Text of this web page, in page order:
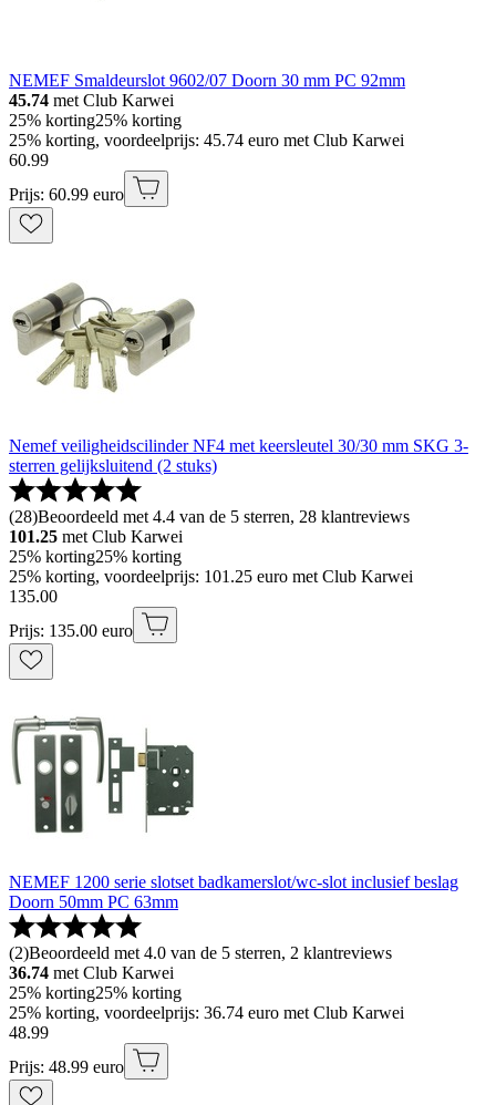
NEMEF Smaldeurslot 9602/07 Doorn 30 mm PC 92mm
45.74 met Club Karwei
25% korting25% korting
25% korting, voordeelprijs: 45.74 euro met Club Karwei
60.99
Prijs: 60.99 euro
Nemef veiligheidscilinder NF4 met keersleutel 30/30 mm SKG 3-
sterren gelijksluitend (2 stuks)
(28)Beoordeeld met 4.4 van de 5 sterren, 28 klantreviews
101.25 met Club Karwei
25% korting25% korting
25% korting, voordeelprijs: 101.25 euro met Club Karwei
135.00
Prijs: 135.00 euro
NEMEF 1200 serie slotset badkamerslot/wc-slot inclusief beslag
Doorn 50mm PC 63mm
(2)Beoordeeld met 4.0 van de 5 sterren, 2 klantreviews
36.74 met Club Karwei
25% korting25% korting
25% korting, voordeelprijs: 36.74 euro met Club Karwei
48.99
Prijs: 48.99 euro